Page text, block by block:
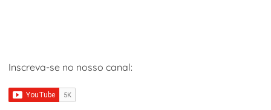
Inscreva-se no nosso canal: